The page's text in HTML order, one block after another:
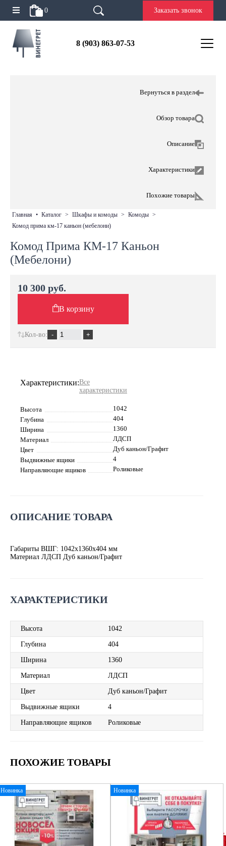
0 Заказать звонок
8 (903) 863-07-53
Вернуться в раздел
Обзор товара
Описание
Характеристики
Похожие товары
главная • каталог > шкафы и комоды > комоды >
комод прима км-17 каньон (мебелони)
Комод Прима КМ-17 Каньон
(Мебелони)
Характеристики:Все
характеристики
Высота
1042
Глубина
404
Ширина
1360
Материал
ЛДСП
Цвет
Дуб каньон/Графит
Выдвижные ящики
4
Направляющие ящиков
Роликовые
ОПИСАНИЕ ТОВАРА
Габариты ВШГ: 1042х1360х404 мм
Материал ЛДСП Дуб каньон/Графит
ХАРАКТЕРИСТИКИ
Высота 1042
Глубина 404
Ширина 1360
Материал ЛДСП
Цвет Дуб каньон/Графит
Выдвижные ящики 4
Направляющие ящиков Роликовые
ПОХОЖИЕ ТОВАРЫ
Новинка Новинка
10 300 руб.
В корзину
Кол-во: